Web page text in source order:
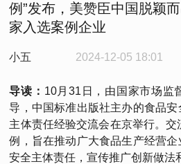
例”发布，美赞臣中国脱颖
家入选案例企业
小五 2024-12-05 18:01
导读： 10月31日，由国家市场监
导，中国标准出版社主办的食品
主体责任经验交流会在京举行。
例，旨在推动广大食品生产经营
安全主体责任，宣传推广创新做法